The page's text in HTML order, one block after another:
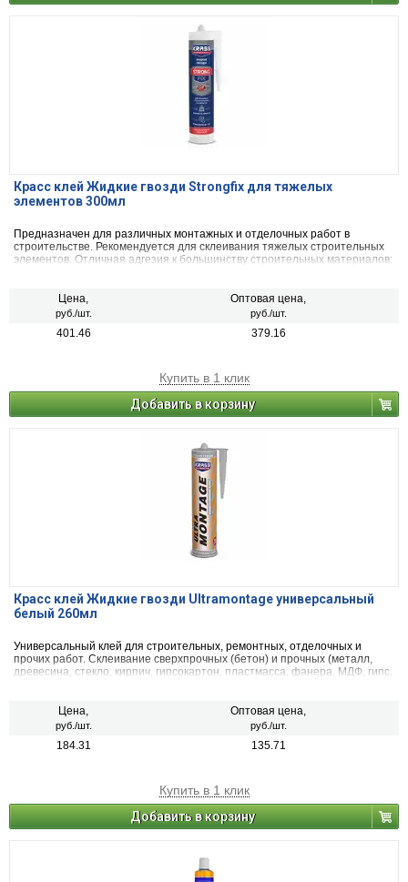
Красс клей Жидкие гвозди Strongfix для тяжелых
элементов 300мл
Предназначен для различных монтажных и отделочных работ в
строительстве. Рекомендуется для склеивания тяжелых строительных
элементов. Отличная адгезия к большинству строительных материалов:
Цена,
руб./шт.
Оптовая цена,
руб./шт.
401.46 379.16
Купить в 1 клик
Добавить в корзину
Красс клей Жидкие гвозди Ultramontage универсальный
белый 260мл
Универсальный клей для строительных, ремонтных, отделочных и
прочих работ. Склеивание сверхпрочных (бетон) и прочных (металл,
древесина, стекло, кирпич, гипсокартон, пластмасса, фанера, МДФ, гипс,
Цена,
руб./шт.
Оптовая цена,
руб./шт.
184.31 135.71
Купить в 1 клик
Добавить в корзину